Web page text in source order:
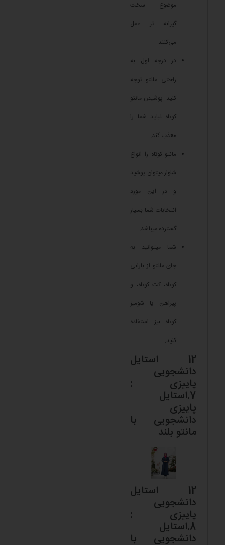
موضوع سخت
گیرانه تر عمل
می‌کنند.
در درجه اول به
راحتی مانتو توجه
کنید. پوشیدن مانتو
کوتاه نباید شما را
معذب کند.
مانتو کوتاه را انواع
شلوار میتوان پوشید
و در این مورد
انتخابات شما بسیار
گسترده میباشد.
شما میتوانید به
جای مانتو از بارانی
کوتاه، کت کوتاه، و
پیراهن یا شومیز
کوتاه نیز استفاده
کنید.
12 استایل
دانشجویی
پاییزی :
7.استایل
پاییزی
دانشجویی با
مانتو بلند
12 استایل
دانشجویی
پاییزی :
8.استایل
دانشجویی با